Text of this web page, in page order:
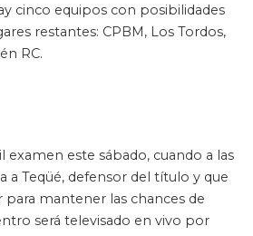
cinco equipos con posibilidades
restantes: CPBM, Los Tordos,
RC.
examen este sábado, cuando a las
a Teqüé, defensor del título y que
para mantener las chances de
será televisado en vivo por